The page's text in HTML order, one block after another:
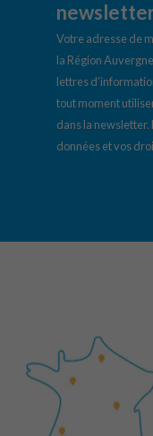
Votre adresse de
la Région
lettres
tout moment
dans la newsletter.
données et vos